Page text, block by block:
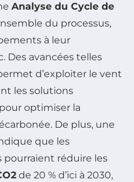
Analyse du Cycle de
du processus,
à leur
Des avancées telles
d’exploiter le vent
les solutions
optimiser la
De plus, une
que les
réduire les
de 20 % d’ici à 2030,